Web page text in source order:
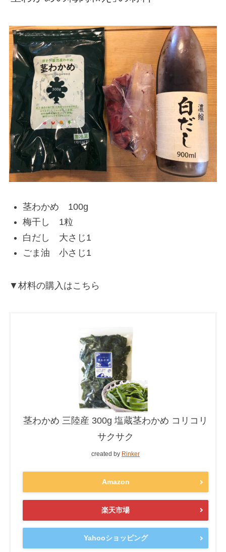
茎わかめ 100g
梅干し 1粒
白だし 大さじ1
ごま油 小さじ1
▼材料の購入はこちら
茎わかめ 三陸産 300g 塩蔵茎わかめ コリコリ
サクサク
created by Rinker
Amazon
楽天市場
Yahooショッピング